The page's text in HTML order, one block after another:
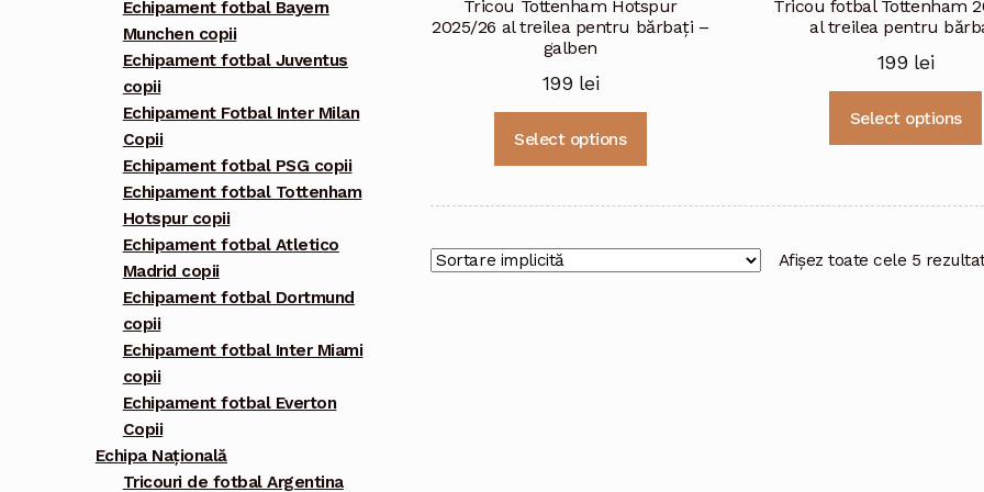
Tricou Tottenham Hotspur
2025/26 al treilea pentru bărbați –
galben
199 lei
Select options
mai
variații.
Tricou fotbal Tottenham
al treilea pentru
199 lei
Select options
Afișez toate cele 5
Echipament fotbal Bayern
Munchen copii
Echipament fotbal Juventus
copii
Echipament Fotbal Inter Milan
Copii
Echipament fotbal PSG copii
Echipament fotbal Tottenham
Hotspur copii
Echipament fotbal Atletico
Madrid copii
Echipament fotbal Dortmund
copii
Echipament fotbal Inter Miami
copii
Echipament fotbal Everton
Copii
Echipa Națională
Tricouri de fotbal Argentina